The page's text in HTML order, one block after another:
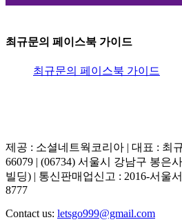
최규문의 페이스북 가이드
최규문의 페이스북 가이드
제공 : 소셜네트웍코리아 | 대표 : 최
66079 | (06734) 서울시 강남구 봉은
빌딩) | 통신판매업신고 : 2016-서울
8777
Contact us: letsgo999@gmail.com